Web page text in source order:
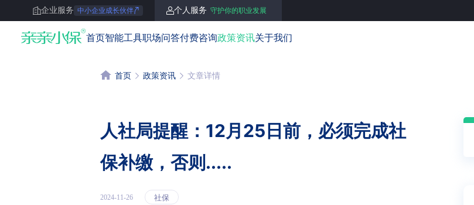
企业服务 中小企业成长伙伴 个人服务 守护你的职业发展
亲亲小保 首页智能工具职场问答付费咨询政策资讯关于我们
首页 政策资讯 文章详情
人社局提醒：12月25日前，必须完成社
保补缴，否则.....
2024-11-26 社保